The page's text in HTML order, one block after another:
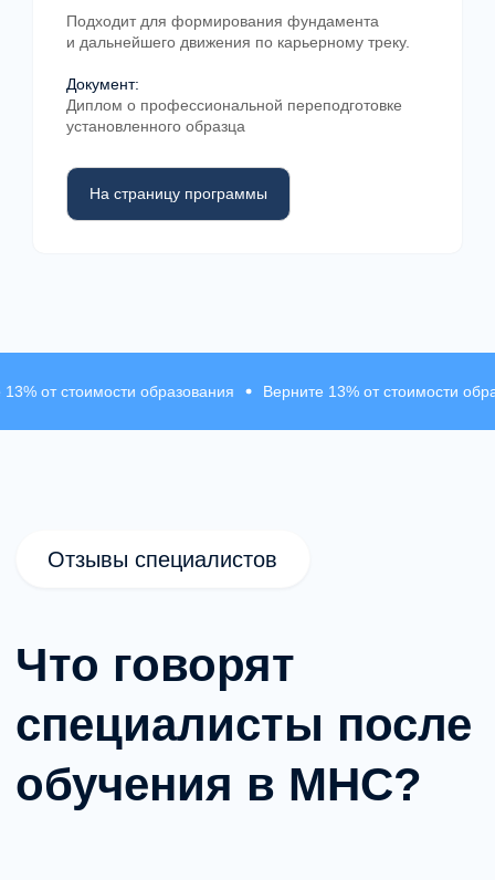
Подходит для формирования фундамента
и дальнейшего движения по карьерному треку.
Документ:
Диплом о профессиональной переподготовке
установленного образца
На страницу программы
образования Верните 13% от стоимости образования
профессионального сообщества MHC.
развития практики.
Супервизия и профессиональная
клиническими случаями и обсуждают
терапевтические решения.
Разбор клинических кейсов
FAQ и контакты